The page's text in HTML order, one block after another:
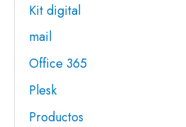
Kit digital
mail
Office 365
Plesk
Productos